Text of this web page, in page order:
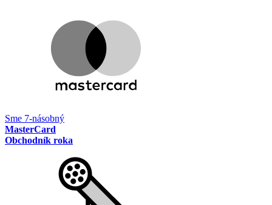
Sme 7-násobný
MasterCard
Obchodník roka